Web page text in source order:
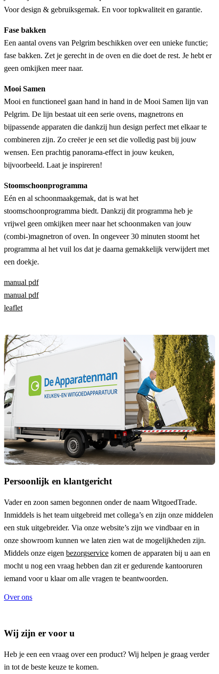
Voor design & gebruiksgemak. En voor topkwaliteit en garantie.
Fase bakken
Een aantal ovens van Pelgrim beschikken over een unieke functie;
fase bakken. Zet je gerecht in de oven en die doet de rest. Je hebt er
geen omkijken meer naar.
Mooi Samen
Mooi en functioneel gaan hand in hand in de Mooi Samen lijn van
Pelgrim. De lijn bestaat uit een serie ovens, magnetrons en
bijpassende apparaten die dankzij hun design perfect met elkaar te
combineren zijn. Zo creëer je een set die volledig past bij jouw
wensen. Een prachtig panorama-effect in jouw keuken,
bijvoorbeeld. Laat je inspireren!
Stoomschoonprogramma
Eén en al schoonmaakgemak, dat is wat het
stoomschoonprogramma biedt. Dankzij dit programma heb je
vrijwel geen omkijken meer naar het schoonmaken van jouw
(combi-)magnetron of oven. In ongeveer 30 minuten stoomt het
programma al het vuil los dat je daarna gemakkelijk verwijdert met
een doekje.
manual pdf
manual pdf
leaflet
Persoonlijk en klantgericht
Vader en zoon samen begonnen onder de naam WitgoedTrade.
Inmiddels is het team uitgebreid met collega’s en zijn onze middelen
een stuk uitgebreider. Via onze website’s zijn we vindbaar en in
onze showroom kunnen we laten zien wat de mogelijkheden zijn.
Middels onze eigen bezorgservice komen de apparaten bij u aan en
mocht u nog een vraag hebben dan zit er gedurende kantooruren
iemand voor u klaar om alle vragen te beantwoorden.
Over ons
Wij zijn er voor u
Heb je een een vraag over een product? Wij helpen je graag verder
in tot de beste keuze te komen.